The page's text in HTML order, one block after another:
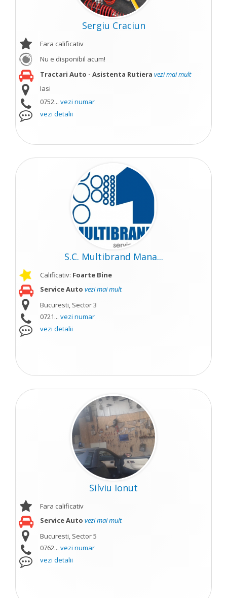
Sergiu Craciun
Fara calificativ
Nu e disponibil acum!
Tractari Auto - Asistenta Rutiera vezi mai mult
Iasi
0752... vezi numar
vezi detalii
S.C. Multibrand Mana...
Calificativ: Foarte Bine
Service Auto vezi mai mult
Bucuresti, Sector 3
0721... vezi numar
vezi detalii
Silviu Ionut
Fara calificativ
Service Auto vezi mai mult
Bucuresti, Sector 5
0762... vezi numar
vezi detalii